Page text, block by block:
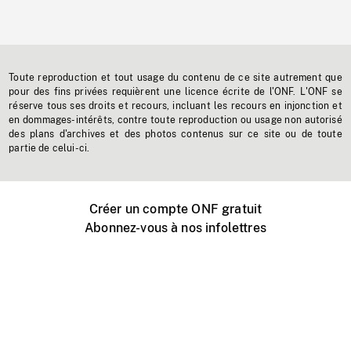
Toute reproduction et tout usage du contenu de ce site autrement que
pour des fins privées requièrent une licence écrite de l'ONF. L'ONF se
réserve tous ses droits et recours, incluant les recours en injonction et
en dommages-intérêts, contre toute reproduction ou usage non autorisé
des plans d'archives et des photos contenus sur ce site ou de toute
partie de celui-ci.
Créer un compte ONF gratuit
Abonnez-vous à nos infolettres